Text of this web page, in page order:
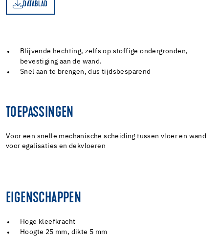
DATABLAD
Blijvende hechting, zelfs op stoffige ondergronden,
bevestiging aan de wand.
Snel aan te brengen, dus tijdsbesparend
TOEPASSINGEN
Voor een snelle mechanische scheiding tussen vloer en wand
voor egalisaties en dekvloeren
EIGENSCHAPPEN
Hoge kleefkracht
Hoogte 25 mm, dikte 5 mm